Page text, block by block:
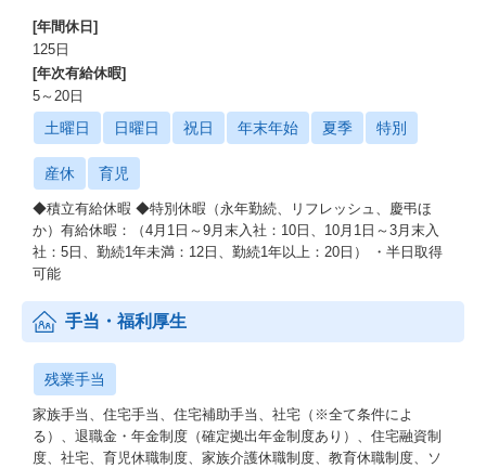
[年間休日]
125日
[年次有給休暇]
5～20日
土曜日 日曜日 祝日 年末年始 夏季 特別
産休 育児
◆積立有給休暇 ◆特別休暇（永年勤続、リフレッシュ、慶弔ほ
か）有給休暇：（4月1日～9月末入社：10日、10月1日～3月末入
社：5日、勤続1年未満：12日、勤続1年以上：20日） ・半日取得
可能
手当・福利厚生
残業手当
家族手当、住宅手当、住宅補助手当、社宅（※全て条件によ
る）、退職金・年金制度（確定拠出年金制度あり）、住宅融資制
度、社宅、育児休職制度、家族介護休職制度、教育休職制度、ソ